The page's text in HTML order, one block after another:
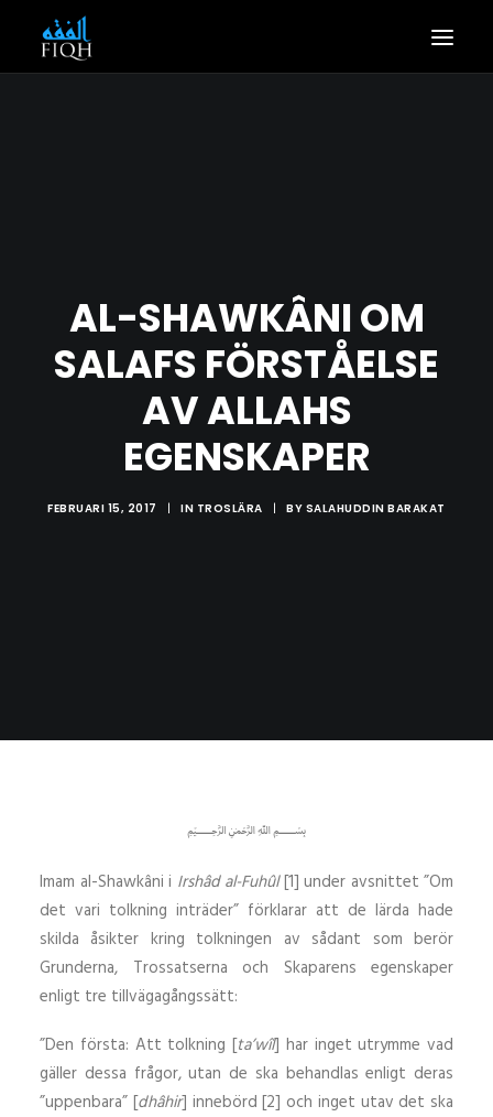
AL-SHAWKÂNI OM
SALAFS FÖRSTÅELSE
AV ALLAHS
EGENSKAPER
FEBRUARI 15, 2017 | IN TROSLÄRA | BY SALAHUDDIN BARAKAT
﷽
Imam al-Shawkâni i Irshâd al-Fuhûl[1] under avsnittet ”Om
det vari tolkning inträder” förklarar att de lärda hade
skilda åsikter kring tolkningen av sådant som berör
Grunderna, Trossatserna och Skaparens egenskaper
enligt tre tillvägagångssätt:
”Den första: Att tolkning [ta’wîl] har inget utrymme vad
gäller dessa frågor, utan de ska behandlas enligt deras
”uppenbara” [dhâhir] innebörd [2] och inget utav det ska